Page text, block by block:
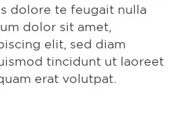
dolore te feugait nulla
dolor sit amet,
elit, sed diam
tincidunt ut laoreet
erat volutpat.